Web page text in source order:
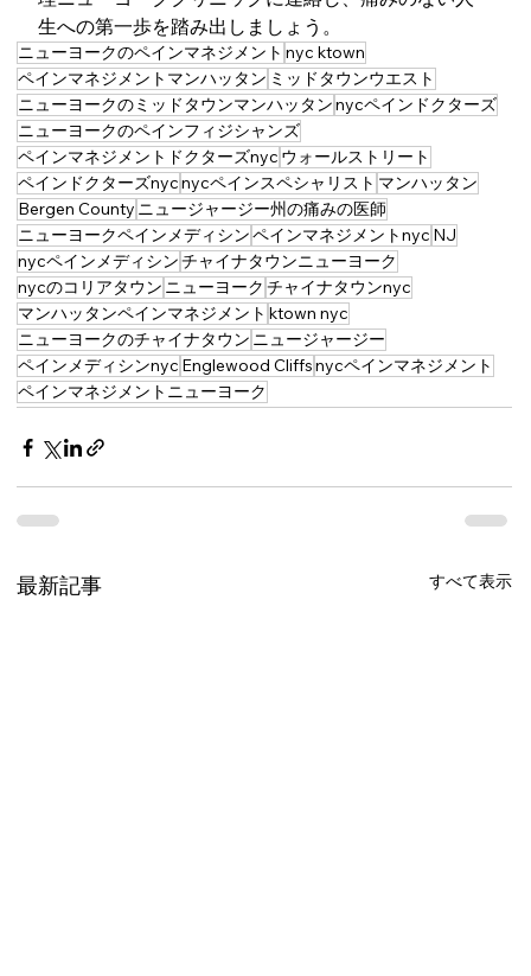
生への第一歩を踏み出しましょう。
ニューヨークのペインマネジメント nyc ktown
ペインマネジメントマンハッタン ミッドタウンウエスト
ニューヨークのミッドタウンマンハッタンnycペインドクターズ
ニューヨークのペインフィジシャンズ
ペインマネジメントドクターズnyc ウォールストリート
ペインドクターズnycnycペインスペシャリスト マンハッタン
Bergen County ニュージャージー州の痛みの医師
ニューヨークペインメディシンペインマネジメントnyc NJ
nycペインメディシンチャイナタウンニューヨーク
nycのコリアタウン ニューヨーク チャイナタウンnyc
マンハッタンペインマネジメント ktown nyc
ニューヨークのチャイナタウン ニュージャージー
ペインメディシンnyc Englewood Cliffsnycペインマネジメント
ペインマネジメントニューヨーク
最新記事 すべて表示